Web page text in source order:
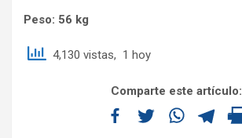
Peso: 56 kg
4,130 vistas, 1 hoy
Comparte este artículo: